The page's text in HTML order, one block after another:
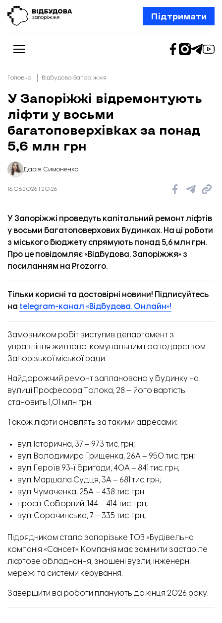
Підтримати
Новини
Відбудова Запоріжжя
Ексклюзив
Бізнес
Шлях додому
Колонки
Про нас
Редакційна політика
Головна Відбудова Запоріжжя
У Запоріжжі відремонтують
ліфти у восьми
багатоповерхівках за понад
5,6 млн грн
Дарія Симоненко
16.06.2026 | 20:26
У Запоріжжі проведуть капітальний ремонт ліфтів
у восьми багатоповерхових будинках. На ці роботи
з міського бюджету спрямують понад 5,6 млн грн.
Про це повідомляє «Відбудова. Запоріжжя» з
посиланням на Prozorro.
Тільки корисні та достовірні новини! Підписуйтесь
на telegram-канал «Відбудова. Онлайн»!
Замовником робіт виступив департамент з
управління житлово-комунальним господарством
Запорізької міської ради.
Найдорожчий ремонт заплановано у будинку на
вулиці Професора Толока, 28 — його вартість
становить 1,01 млн грн.
Також ліфти оновлять за такими адресами:
вул. Історична, 37 – 973 тис. грн;
вул. Володимира Грищенка, 26А – 950 тис. грн;
вул. Героїв 93-ї бригади, 40А – 841 тис. грн;
вул. Маршала Судця, 3А – 681 тис. грн;
вул. Чумаченка, 25А – 438 тис. грн.
просп. Соборний, 144 – 414 тис. грн;
вул. Сорочинська, 7 – 335 тис. грн;
Підрядником стало запорізьке ТОВ «Будівельна
компанія «Сансет». Компанія має замінити застаріле
ліфтове обладнання, зношені вузли, інженерні
мережі та системи керування.
Завершити всі роботи планують до кінця 2026 року.